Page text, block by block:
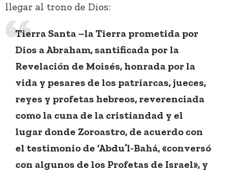
llegar al trono de Dios:
Tierra Santa –la Tierra prometida por
Dios a Abraham, santificada por la
Revelación de Moisés, honrada por la
vida y pesares de los patriarcas, jueces,
reyes y profetas hebreos, reverenciada
como la cuna de la cristiandad y el
lugar donde Zoroastro, de acuerdo con
el testimonio de ‘Abdu’l-Bahá, «conversó
con algunos de los Profetas de Israel», y